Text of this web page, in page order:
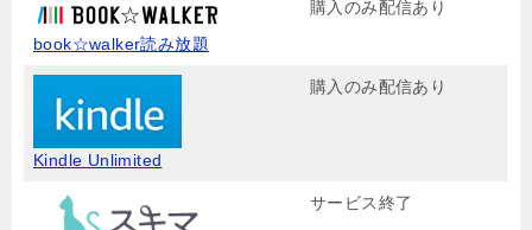
book☆walker読み放題
購入のみ配信あり
Kindle Unlimited
購入のみ配信あり
サービス終了